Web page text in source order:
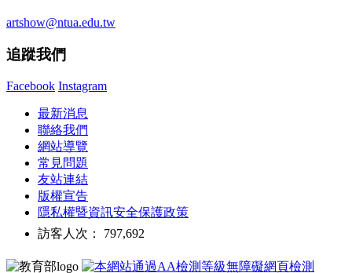
artshow@ntua.edu.tw
追蹤我們
Facebook Instagram
最新消息
聯絡我們
網站導覽
常見問題
友站連結
版權宣告
隱私權暨資訊安全保護政策
訪客人次： 797,692